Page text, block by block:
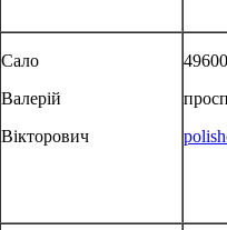
Сало
Валерій
Вікторович